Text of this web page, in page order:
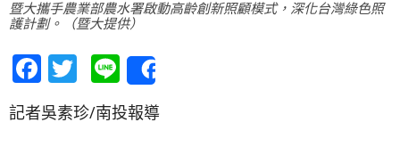
暨大攜手農業部農水署啟動高齡創新照顧模式，深化台灣綠色照
護計劃。（暨大提供）
Facebook
Twitter
Line
記者吳素珍/南投報導